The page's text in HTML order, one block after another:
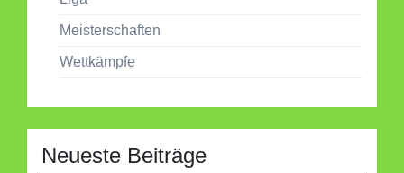
Meisterschaften
Wettkämpfe
Neueste Beiträge